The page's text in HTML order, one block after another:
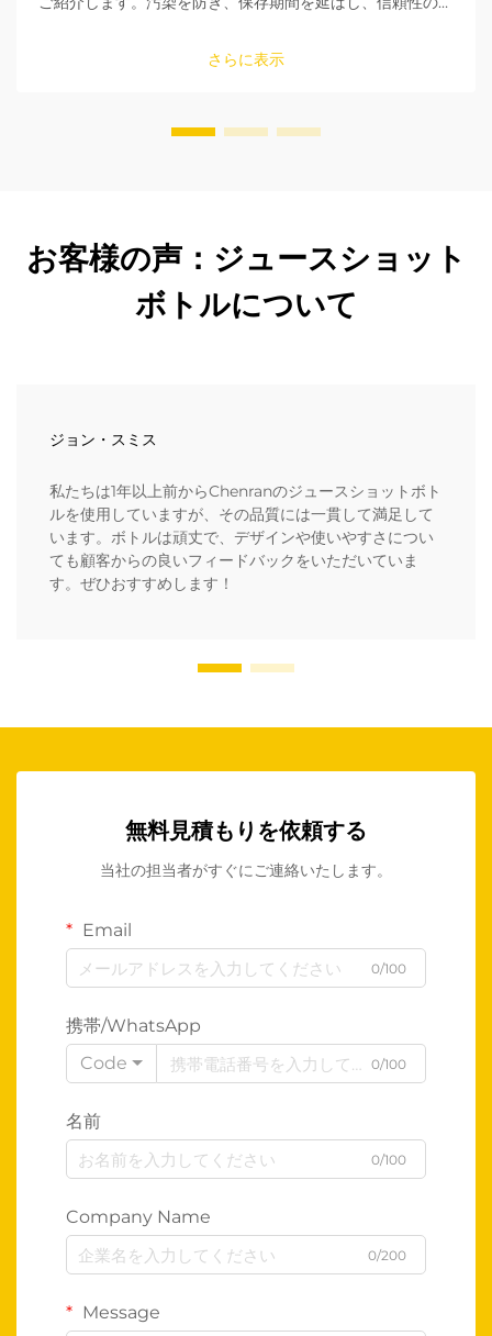
すぐ詳しくご覧ください。
さらに表示
お客様の声：ジュースショット
ボトルについて
ジョン・スミス
私たちは1年以上前からChenranのジュースショットボト
ルを使用していますが、その品質には一貫して満足して
います。ボトルは頑丈で、デザインや使いやすさについ
ても顧客からの良いフィードバックをいただいていま
す。ぜひおすすめします！
無料見積もりを依頼する
当社の担当者がすぐにご連絡いたします。
Email
0/100
携帯/WhatsApp
Code
0/100
名前
0/100
Company Name
0/200
Message